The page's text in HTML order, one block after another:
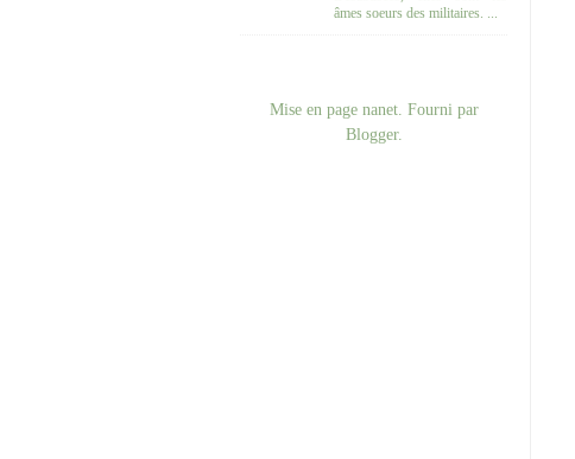
âmes soeurs des militaires. ...
Mise en page nanet. Fourni par
Blogger.